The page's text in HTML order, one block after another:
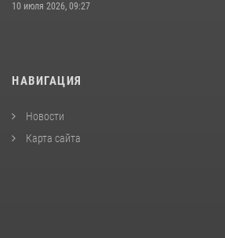
10 июля 2026, 09:27
НАВИГАЦИЯ
Новости
Карта сайта